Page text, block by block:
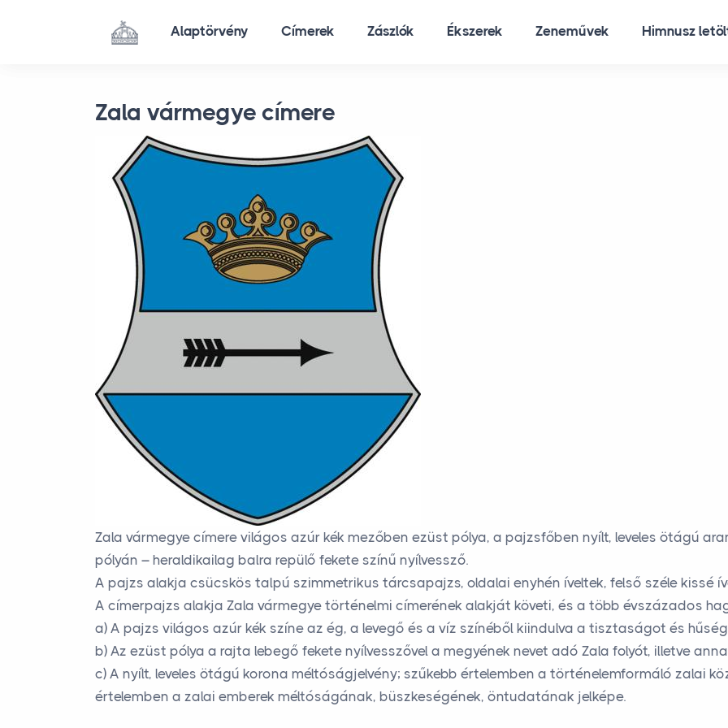
Alaptörvény Címerek Zászlók Ékszerek Zeneművek Himnusz
Alaptörvény
Címerek Zászlók Ékszerek Zeneművek Himnusz
Zala vármegye címere
Zala vármegye címere világos azúr kék mezőben ezüst pólya, a pajzsfőben nyílt, leveles ötágú
pólyán – heraldikailag balra repülő fekete színű nyílvessző.
A pajzs alakja csücskös talpú szimmetrikus tárcsapajzs, oldalai enyhén íveltek, felső széle kissé
A címerpajzs alakja Zala vármegye történelmi címerének alakját követi, és a több évszázados
a) A pajzs világos azúr kék színe az ég, a levegő és a víz színéből kiindulva a tisztaságot és
b) Az ezüst pólya a rajta lebegő fekete nyílvesszővel a megyének nevet adó Zala folyót, illetve
c) A nyílt, leveles ötágú korona méltóságjelvény; szűkebb értelemben a történelemformáló zalai
értelemben a zalai emberek méltóságának, büszkeségének, öntudatának jelképe.